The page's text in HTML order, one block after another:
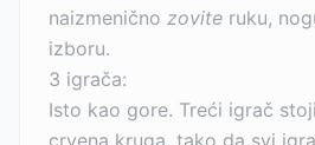
naizmenično zovite ruku,
izboru.
3 igrača:
Isto kao gore. Treći igrač
crvena kruga, tako da svi